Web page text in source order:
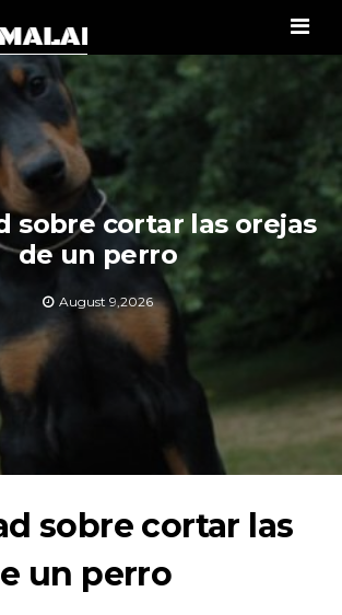
sobre cortar las orejas
de un perro
August 9,2026
sobre cortar las
un perro